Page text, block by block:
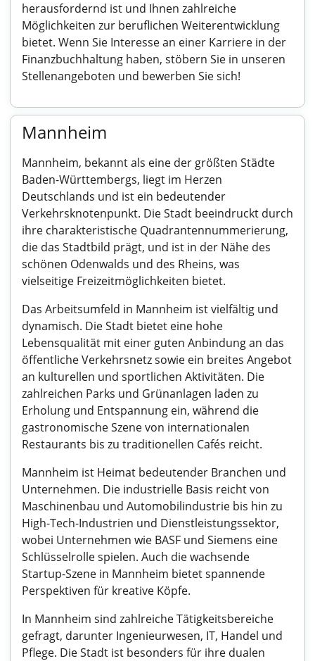
herausfordernd ist und Ihnen zahlreiche
Möglichkeiten zur beruflichen Weiterentwicklung
bietet. Wenn Sie Interesse an einer Karriere in der
Finanzbuchhaltung haben, stöbern Sie in unseren
Stellenangeboten und bewerben Sie sich!
Mannheim
Mannheim, bekannt als eine der größten Städte
Baden-Württembergs, liegt im Herzen
Deutschlands und ist ein bedeutender
Verkehrsknotenpunkt. Die Stadt beeindruckt durch
ihre charakteristische Quadrantennummerierung,
die das Stadtbild prägt, und ist in der Nähe des
schönen Odenwalds und des Rheins, was
vielseitige Freizeitmöglichkeiten bietet.
Das Arbeitsumfeld in Mannheim ist vielfältig und
dynamisch. Die Stadt bietet eine hohe
Lebensqualität mit einer guten Anbindung an das
öffentliche Verkehrsnetz sowie ein breites Angebot
an kulturellen und sportlichen Aktivitäten. Die
zahlreichen Parks und Grünanlagen laden zu
Erholung und Entspannung ein, während die
gastronomische Szene von internationalen
Restaurants bis zu traditionellen Cafés reicht.
Mannheim ist Heimat bedeutender Branchen und
Unternehmen. Die industrielle Basis reicht von
Maschinenbau und Automobilindustrie bis hin zu
High-Tech-Industrien und Dienstleistungssektor,
wobei Unternehmen wie BASF und Siemens eine
Schlüsselrolle spielen. Auch die wachsende
Startup-Szene in Mannheim bietet spannende
Perspektiven für kreative Köpfe.
In Mannheim sind zahlreiche Tätigkeitsbereiche
gefragt, darunter Ingenieurwesen, IT, Handel und
Pflege. Die Stadt ist besonders für ihre dualen